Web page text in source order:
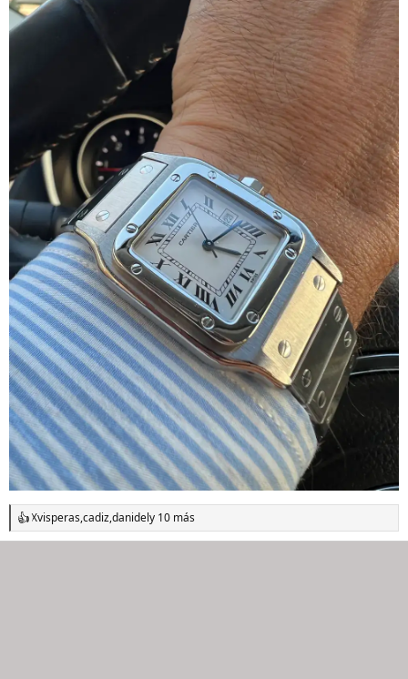
R
e
Xvisperas,cadiz,danidely 10 más